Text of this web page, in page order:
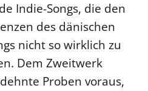
Indie-Songs, die den
des dänischen
nicht so wirklich zu
Dem Zweitwerk
Proben voraus,